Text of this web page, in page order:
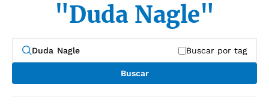
"Duda Nagle"
Buscar por tag
Buscar